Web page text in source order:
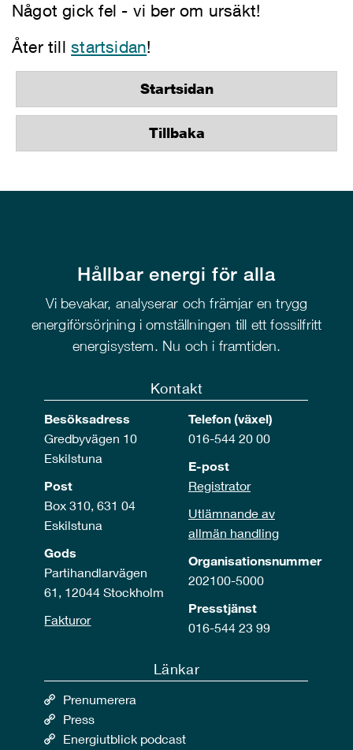
Något gick fel - vi ber om ursäkt!
Åter tillstartsidan!
Startsidan
Tillbaka
Hållbar energi för alla
Vi bevakar, analyserar och främjar en trygg
energiförsörjning i omställningen till ett fossilfritt
energisystem. Nu och i framtiden.
Kontakt
Besöksadress
Gredbyvägen 10
Eskilstuna
Post
Box 310, 631 04
Eskilstuna
Gods
Partihandlarvägen
61, 12044 Stockholm
Fakturor
Telefon (växel)
016-544 20 00
E-post
Registrator
Utlämnande av
allmän handling
Organisationsnummer
202100-5000
Presstjänst
016-544 23 99
Länkar
Prenumerera
Press
Energiutblick podcast